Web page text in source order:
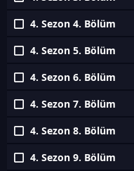
4. Sezon 4. Bölüm
4. Sezon 5. Bölüm
4. Sezon 6. Bölüm
4. Sezon 7. Bölüm
4. Sezon 8. Bölüm
4. Sezon 9. Bölüm